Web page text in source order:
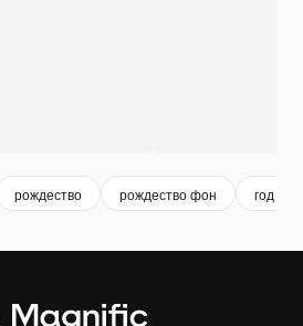
рождество рождество фон год